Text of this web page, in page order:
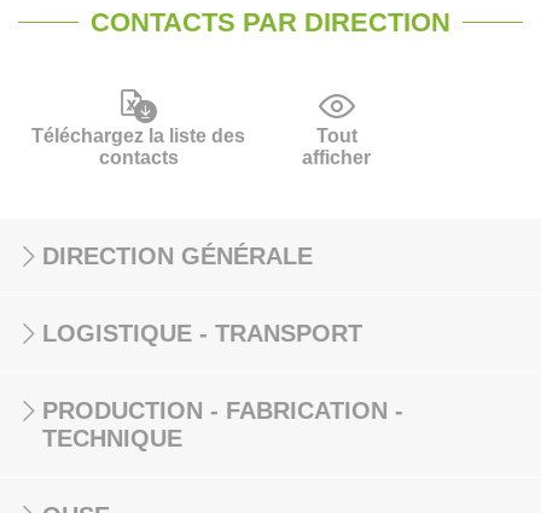
CONTACTS PAR DIRECTION
Téléchargez la liste des
contacts
Tout
afficher
DIRECTION GÉNÉRALE
LOGISTIQUE - TRANSPORT
PRODUCTION - FABRICATION -
TECHNIQUE